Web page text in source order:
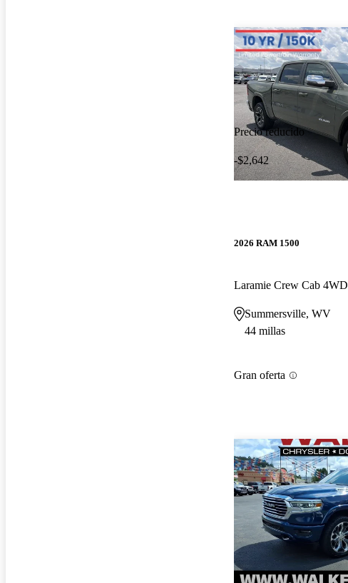
Precio reducido
-$2,642
2026 RAM 1500
Laramie Crew Cab 4WD
Summersville, WV
44 millas
Gran oferta